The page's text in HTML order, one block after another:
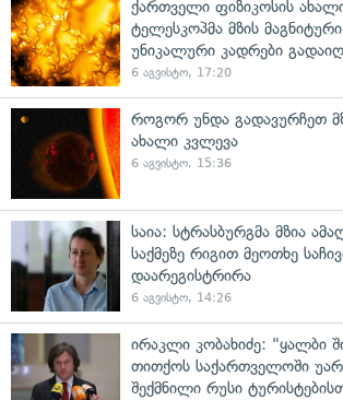
ქართველი ფიზიკოსის
ტელესკოპმა მზის
უნიკალური კადრები
6 აგვისტო, 17:20
როგორ უნდა გადავურჩეთ
ახალი კვლევა
6 აგვისტო, 15:36
საია: სტრასბურგმა მზია
საქმეზე რიგით მეოთხე
დაარეგისტრირა
6 აგვისტო, 14:26
ირაკლი კობახიძე: "ყალბი
თითქოს საქართველოში
შექმნილი რუსი